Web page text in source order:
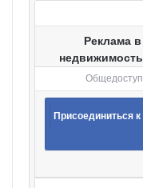
Реклама
Присоединиться к